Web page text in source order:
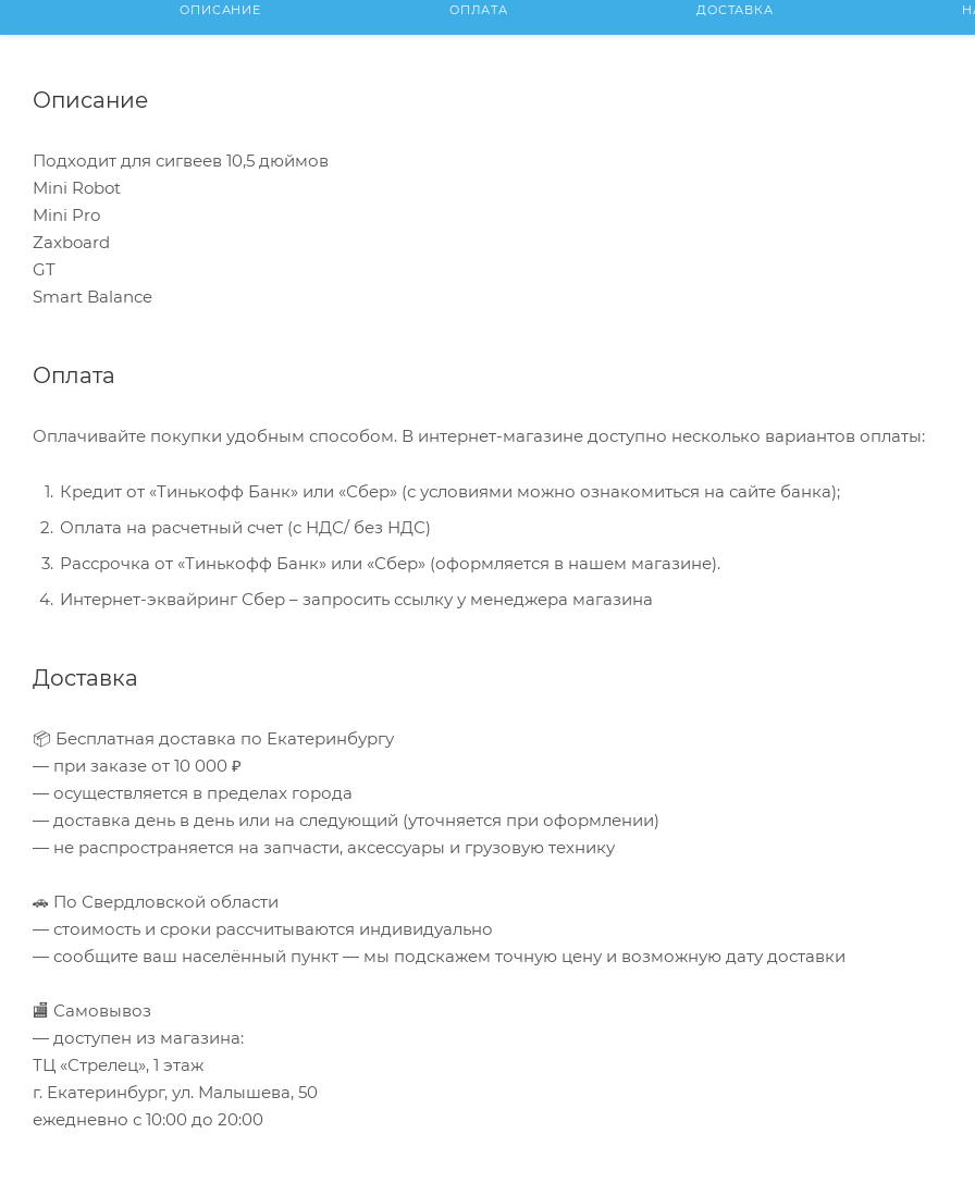
ОПИСАНИЕ ОПЛАТА ДОСТАВКА
Описание
Подходит для сигвеев 10,5 дюймов
Mini Robot
Mini Pro
Zaxboard
GT
Smart Balance
Оплата
Оплачивайте покупки удобным способом. В интернет-магазине доступно несколько вариантов оплаты:
Кредит от «Тинькофф Банк» или «Сбер» (с условиями можно ознакомиться на сайте банка);
Оплата на расчетный счет (с НДС/ без НДС)
Рассрочка от «Тинькофф Банк» или «Сбер» (оформляется в нашем магазине).
Интернет-эквайринг Сбер – запросить ссылку у менеджера магазина
Доставка
📦 Бесплатная доставка по Екатеринбургу
— при заказе от 10 000 ₽
— осуществляется в пределах города
— доставка день в день или на следующий (уточняется при оформлении)
— не распространяется на запчасти, аксессуары и грузовую технику
🚗 По Свердловской области
— стоимость и сроки рассчитываются индивидуально
— сообщите ваш населённый пункт — мы подскажем точную цену и возможную дату доставки
🏬 Самовывоз
— доступен из магазина:
ТЦ «Стрелец», 1 этаж
г. Екатеринбург, ул. Малышева, 50
ежедневно с 10:00 до 20:00